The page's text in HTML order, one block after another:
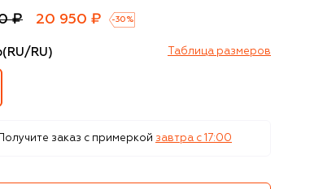
₽ 20 950 ₽ -30 %
(RU/RU) Таблица размеров
Получите заказ с примеркой завтра c 17:00